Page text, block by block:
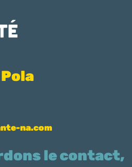
na.com
le contact,